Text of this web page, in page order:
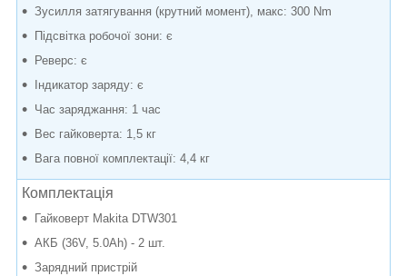
Зусилля затягування (крутний момент), макс: 300 Nm
Підсвітка робочої зони: є
Реверс: є
Індикатор заряду: є
Час заряджання: 1 час
Вес гайковерта: 1,5 кг
Вага повної комплектації: 4,4 кг
Комплектація
Гайковерт Makita DTW301
АКБ (36V, 5.0Ah) - 2 шт.
Зарядний пристрій